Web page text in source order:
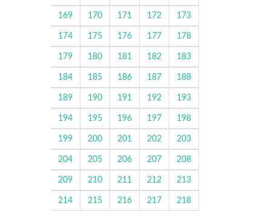
169 170 171 172 173
174 175 176 177 178
179 180 181 182 183
184 185 186 187 188
189 190 191 192 193
194 195 196 197 198
199 200 201 202 203
204 205 206 207 208
209 210 211 212 213
214 215 216 217 218